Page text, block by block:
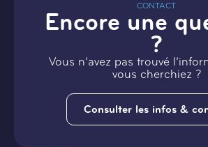
CONTACT
Encore une
?
Vous n’avez pas trouvé
vous cherchiez ?
Consulter les infos &